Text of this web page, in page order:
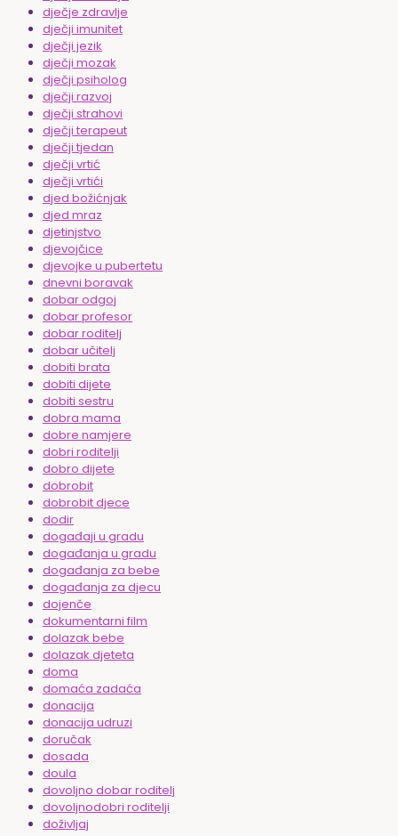
dječje zdravlje
dječji imunitet
dječji jezik
dječji mozak
dječji psiholog
dječji razvoj
dječji strahovi
dječji terapeut
dječji tjedan
dječji vrtić
dječji vrtići
djed božićnjak
djed mraz
djetinjstvo
djevojčice
djevojke u pubertetu
dnevni boravak
dobar odgoj
dobar profesor
dobar roditelj
dobar učitelj
dobiti brata
dobiti dijete
dobiti sestru
dobra mama
dobre namjere
dobri roditelji
dobro dijete
dobrobit
dobrobit djece
dodir
događaji u gradu
događanja u gradu
događanja za bebe
događanja za djecu
dojenče
dokumentarni film
dolazak bebe
dolazak djeteta
doma
domaća zadaća
donacija
donacija udruzi
doručak
dosada
doula
dovoljno dobar roditelj
dovoljnodobri roditelji
doživljaj